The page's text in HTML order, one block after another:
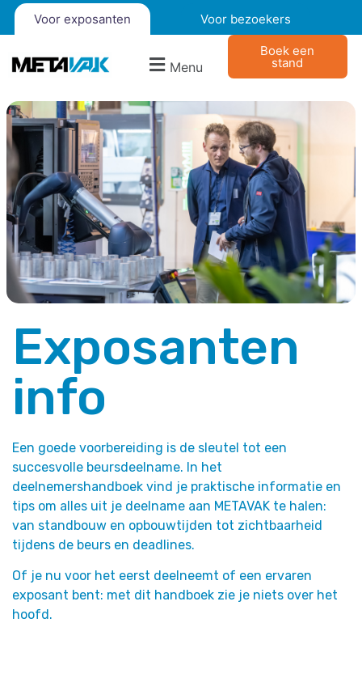
Voor exposanten Voor bezoekers
Menu
Boek een
stand
Exposanten
info
Een goede voorbereiding is de sleutel tot een
succesvolle beursdeelname. In het
deelnemershandboek vind je praktische informatie en
tips om alles uit je deelname aan METAVAK te halen:
van standbouw en opbouwtijden tot zichtbaarheid
tijdens de beurs en deadlines.
Of je nu voor het eerst deelneemt of een ervaren
exposant bent: met dit handboek zie je niets over het
hoofd.